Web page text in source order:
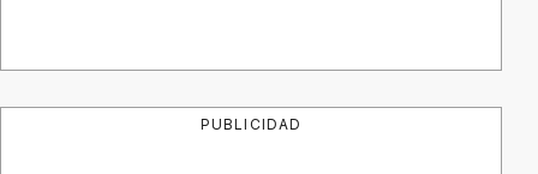
PUBLICIDAD